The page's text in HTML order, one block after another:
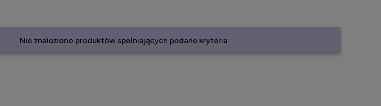
Nie znaleziono produktów spełniających podane kryteria.